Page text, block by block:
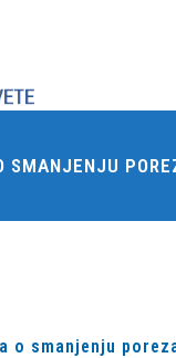
SMANJENJU
o smanjenju